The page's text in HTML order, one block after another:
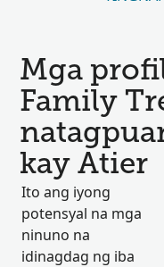
Mga
Family
kay Atier
Ito ang iyong
potensyal na mga
ninuno na
idinagdag ng iba